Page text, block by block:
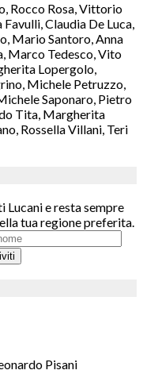
Rocco Rosa, Vittorio
Claudia De Luca,
Mario Santoro, Anna
Marco Tedesco, Vito
Lopergolo,
Michele Petruzzo,
Saponaro, Pietro
Tita, Margherita
Rossella Villani, Teri
e resta sempre
tua regione preferita.
Pisani